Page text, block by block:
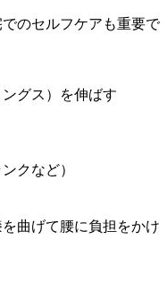
のセルフケアも重要で
グス）を伸ばす
クなど）
曲げて腰に負担をかけ